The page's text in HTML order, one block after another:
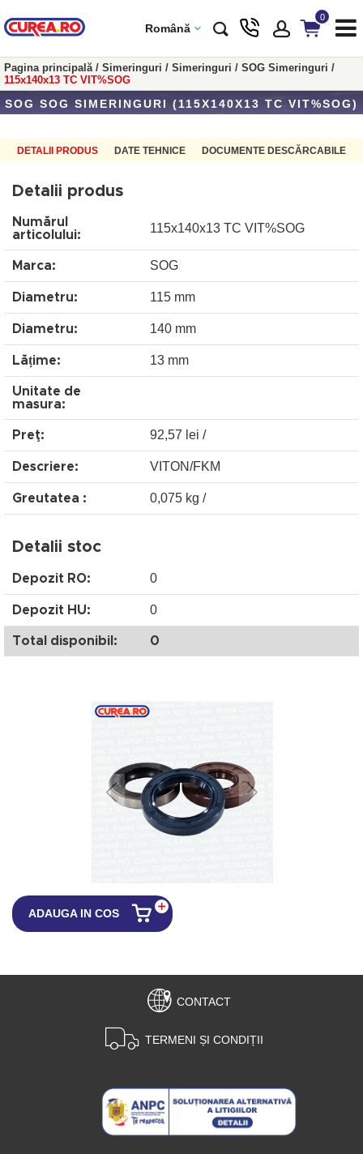
Română
0
Pagina principală/ Simeringuri / Simeringuri / SOG Simeringuri /
115x140x13 TC VIT%SOG
SOG SOG SIMERINGURI (115X140X13 TC VIT%SOG)
DETALII PRODUS DATE TEHNICE DOCUMENTE DESCĂRCABILE
Detalii produs
Numărul
articolului:
115x140x13 TC VIT%SOG
Marca: SOG
Diametru: 115 mm
Diametru: 140 mm
Lățime: 13 mm
Unitate de
masura:
Preţ: 92,57 lei /
Descriere: VITON/FKM
Greutatea : 0,075 kg /
Detalii stoc
Depozit RO: 0
Depozit HU: 0
Total disponibil: 0
ADAUGA IN COS
CONTACT
TERMENI ȘI CONDIȚII